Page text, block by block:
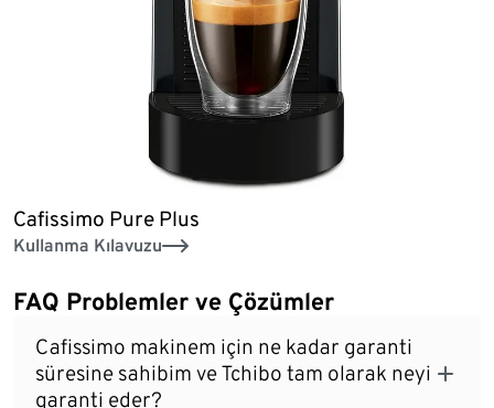
Cafissimo Pure Plus
Kullanma Kılavuzu
FAQ Problemler ve Çözümler
Cafissimo makinem için ne kadar garanti
süresine sahibim ve Tchibo tam olarak neyi
garanti eder?